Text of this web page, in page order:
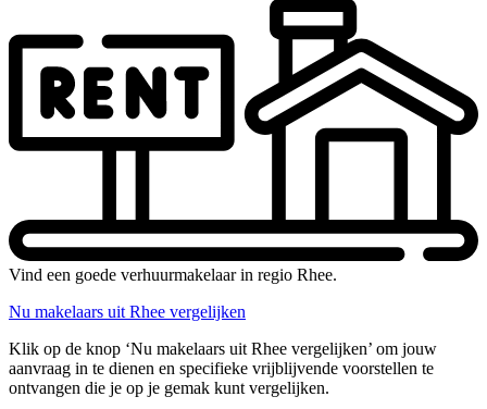
Vind een goede verhuurmakelaar in regio Rhee.
Nu makelaars uit Rhee vergelijken
Klik op de knop ‘Nu makelaars uit Rhee vergelijken’ om jouw
aanvraag in te dienen en specifieke vrijblijvende voorstellen te
ontvangen die je op je gemak kunt vergelijken.